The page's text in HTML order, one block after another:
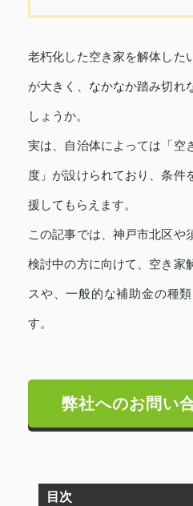
老朽化した空き家を解体した
が大きく、なかなか踏み切れ
しょうか。
実は、自治体によっては「空
度」が設けられており、条件
援してもらえます。
この記事では、神戸市北区や
検討中の方に向けて、空き家
スや、一般的な補助金の種
す。
弊社へのお問い
目次